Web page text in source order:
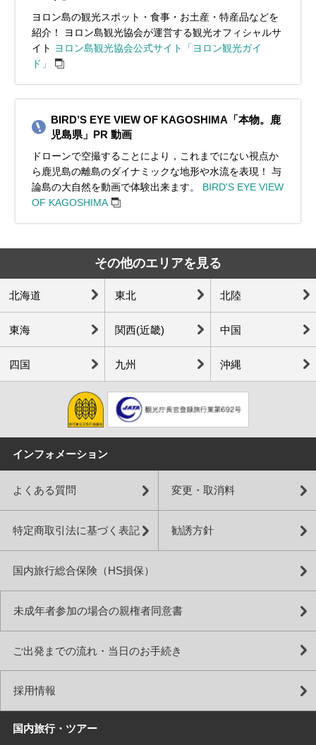
ヨロン島の観光スポット・食事・お土産・特産品などを
紹介！ ヨロン島観光協会が運営する観光オフィシャルサ
イト ヨロン島観光協会公式サイト「ヨロン観光ガイ
ド」
BIRD’S EYE VIEW OF KAGOSHIMA「本物。鹿
児島県」PR 動画
ドローンで空撮することにより，これまでにない視点か
ら鹿児島の離島のダイナミックな地形や水流を表現！ 与
論島の大自然を動画で体験出来ます。 BIRD'S EYE VIEW
OF KAGOSHIMA
その他のエリアを見る
北海道 東北 北陸
東海 関西(近畿) 中国
四国 九州 沖縄
インフォメーション
よくある質問 変更・取消料
特定商取引法に基づく表記 勧誘方針
国内旅行総合保険（HS損保）
未成年者参加の場合の親権者同意書
ご出発までの流れ・当日のお手続き
採用情報
国内旅行・ツアー